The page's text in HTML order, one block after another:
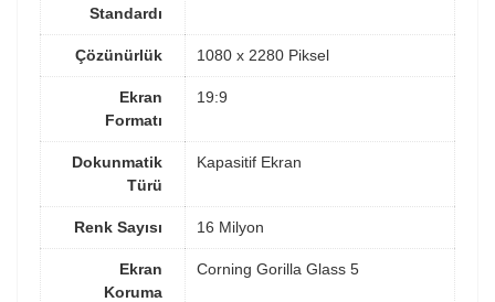
Standardı
Çözünürlük 1080 x 2280 Piksel
Ekran
Formatı
19:9
Dokunmatik
Türü
Kapasitif Ekran
Renk Sayısı 16 Milyon
Ekran
Koruma
Corning Gorilla Glass 5